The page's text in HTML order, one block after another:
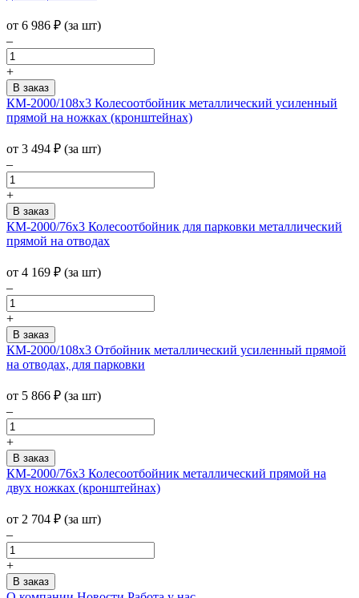
от 6 986 ₽ (за шт)
–
+
КМ-2000/108х3 Колесоотбойник металлический усиленный
прямой на ножках (кронштейнах)
от 3 494 ₽ (за шт)
–
+
КМ-2000/76х3 Колесоотбойник для парковки металлический
прямой на отводах
от 4 169 ₽ (за шт)
–
+
КМ-2000/108х3 Отбойник металлический усиленный прямой
на отводах, для парковки
от 5 866 ₽ (за шт)
–
+
КМ-2000/76х3 Колесоотбойник металлический прямой на
двух ножках (кронштейнах)
от 2 704 ₽ (за шт)
–
+